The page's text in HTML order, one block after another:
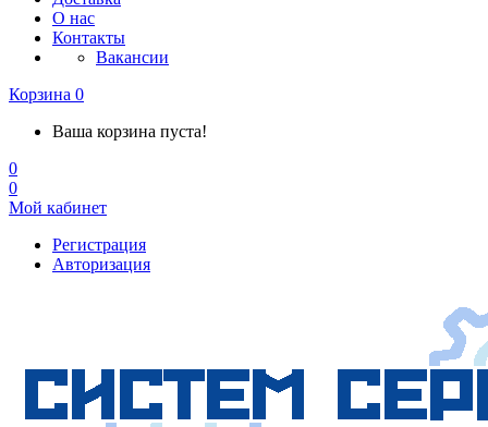
О нас
Контакты
Вакансии
Корзина 0
Ваша корзина пуста!
0
0
Мой кабинет
Регистрация
Авторизация